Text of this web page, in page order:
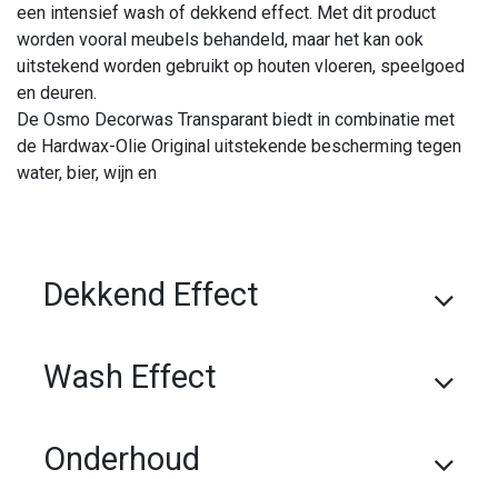
een intensief wash of dekkend effect. Met dit product
worden vooral meubels behandeld, maar het kan ook
uitstekend worden gebruikt op houten vloeren, speelgoed
en deuren.
De Osmo Decorwas Transparant biedt in combinatie met
de Hardwax-Olie Original uitstekende bescherming tegen
water, bier, wijn en
Dekkend Effect
Wash Effect
Onderhoud